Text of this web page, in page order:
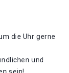
die Uhr gerne
und